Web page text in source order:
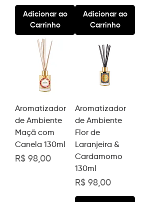
Adicionar ao
Carrinho
Adicionar ao
Carrinho
Aromatizador
de Ambiente
Maçã com
Canela 130ml
Preço
R$ 98,00
Aromatizador
de Ambiente
Flor de
Laranjeira &
Cardamomo
130ml
Preço
R$ 98,00